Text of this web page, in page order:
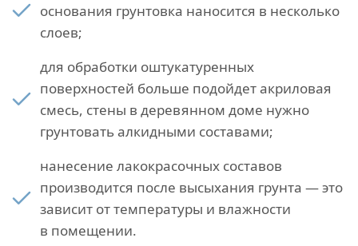
основания грунтовка наносится в несколько
слоев;
для обработки оштукатуренных
поверхностей больше подойдет акриловая
смесь, стены в деревянном доме нужно
грунтовать алкидными составами;
нанесение лакокрасочных составов
производится после высыхания грунта — это
зависит от температуры и влажности
в помещении.